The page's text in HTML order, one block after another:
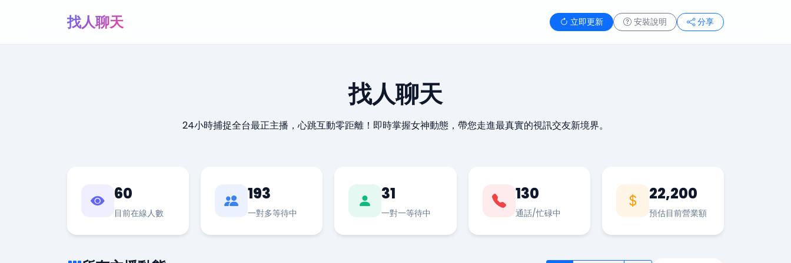
找人聊天 立即更新 安裝說明 分享
找人聊天
24小時捕捉全台最正主播，心跳互動零距離！即時掌握女神動態，帶您走進最真實的視訊交友新境界。
60
目前在線人數
193
一對多等待中
31
一對一等待中
130
通話/忙碌中
22,200
預估目前營業額